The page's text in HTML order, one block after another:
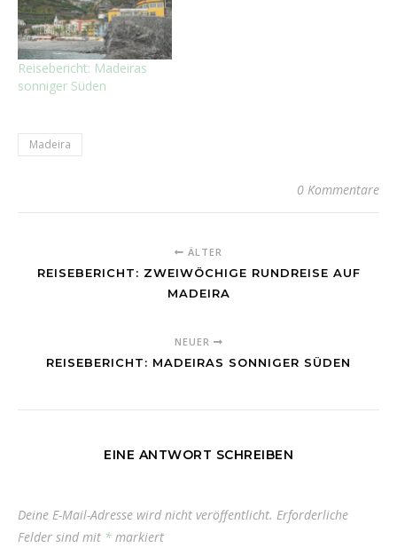
Reisebericht: Madeiras
sonniger Süden
Madeira
0 Kommentare
ÄLTER
REISEBERICHT: ZWEIWÖCHIGE RUNDREISE AUF
MADEIRA
NEUER
REISEBERICHT: MADEIRAS SONNIGER SÜDEN
EINE ANTWORT SCHREIBEN
Deine E-Mail-Adresse wird nicht veröffentlicht. Erforderliche
Felder sind mit * markiert